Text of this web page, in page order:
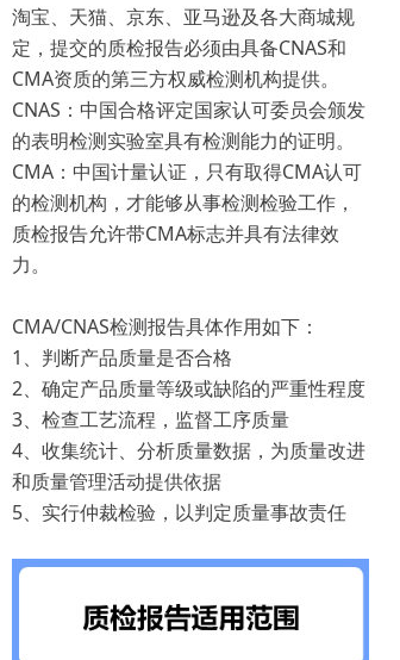
淘宝、天猫、京东、亚马逊及各大商城规
定，提交的质检报告必须由具备CNAS和
CMA资质的第三方权威检测机构提供。
CNAS：中国合格评定国家认可委员会颁发
的表明检测实验室具有检测能力的证明。
CMA：中国计量认证，只有取得CMA认可
的检测机构，才能够从事检测检验工作，
质检报告允许带CMA标志并具有法律效
力。
CMA/CNAS检测报告具体作用如下：
1、判断产品质量是否合格
2、确定产品质量等级或缺陷的严重性程度
3、检查工艺流程，监督工序质量
4、收集统计、分析质量数据，为质量改进
和质量管理活动提供依据
5、实行仲裁检验，以判定质量事故责任